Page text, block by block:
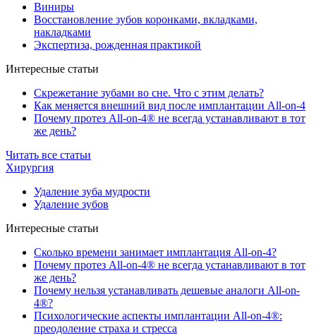
Виниры
Восстановление зубов коронками, вкладками,
накладками
Экспертиза, рожденная практикой
Интересные статьи
Скрежетание зубами во сне. Что с этим делать?
Как меняется внешний вид после имплантации All-on-4
Почему протез All-on-4® не всегда устанавливают в тот
же день?
Читать все статьи
Хирургия
Удаление зуба мудрости
Удаление зубов
Интересные статьи
Сколько времени занимает имплантация All-on-4?
Почему протез All-on-4® не всегда устанавливают в тот
же день?
Почему нельзя устанавливать дешевые аналоги All-on-
4®?
Психологические аспекты имплантации All-on-4®:
преодоление страха и стресса